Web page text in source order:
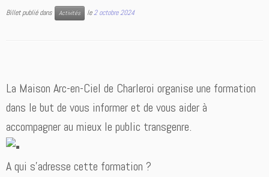
Billet publié dans Activités le2 octobre 2024
La Maison Arc-en-Ciel de Charleroi organise une formation
dans le but de vous informer et de vous aider à
accompagner au mieux le public transgenre.
A qui s’adresse cette formation ?